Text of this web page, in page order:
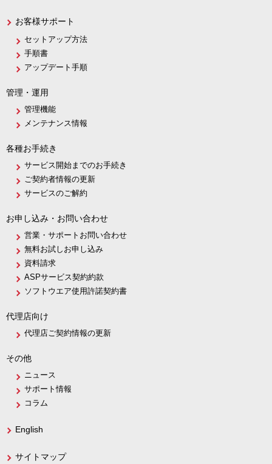
お客様サポート
セットアップ方法
手順書
アップデート手順
管理・運用
管理機能
メンテナンス情報
各種お手続き
サービス開始までのお手続き
ご契約者情報の更新
サービスのご解約
お申し込み・お問い合わせ
営業・サポートお問い合わせ
無料お試しお申し込み
資料請求
ASPサービス契約約款
ソフトウエア使用許諾契約書
代理店向け
代理店ご契約情報の更新
その他
ニュース
サポート情報
コラム
English
サイトマップ